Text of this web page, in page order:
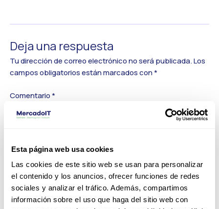
Esta página web usa cookies
Las cookies de este sitio web se usan para personalizar
el contenido y los anuncios, ofrecer funciones de redes
sociales y analizar el tráfico. Además, compartimos
información sobre el uso que haga del sitio web con
Deja una respuesta
Tu dirección de correo electrónico no será publicada.Los
campos obligatorios están marcados con*
Comentario*